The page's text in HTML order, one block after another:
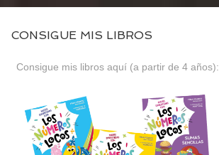
CONSIGUE MIS LIBROS
Consigue mis libros aquí (a partir de 4 años):